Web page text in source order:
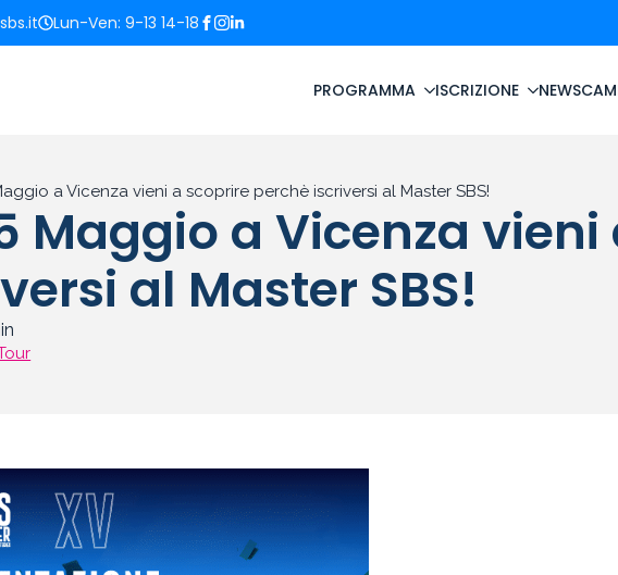
Lun-Ven: 9-13 14-18
PROGRAMMA ISCRIZIONE NEWS
a Vicenza vieni a scoprire perchè iscriversi al Master SBS!
Maggio a Vicenza
al Master SBS!